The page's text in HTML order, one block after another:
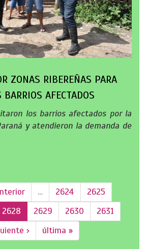
ZONAS RIBEREÑAS PARA
AFECTADOS
los barrios afectados por la
y atendieron la demanda de
… 2624
2625
2628 2629 2630
2631
› última »